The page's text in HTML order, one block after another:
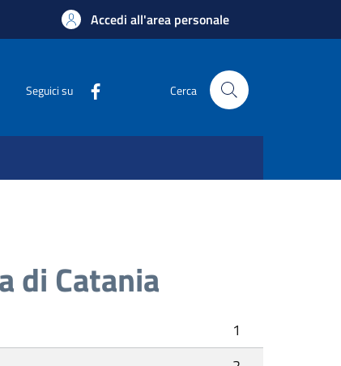
Accedi all'area personale
Seguici su Cerca
di Catania
1